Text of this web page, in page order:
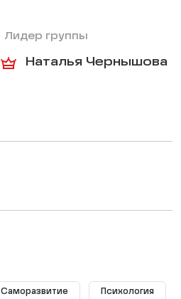
Лидер группы
Наталья Чернышова
Саморазвитие Психология